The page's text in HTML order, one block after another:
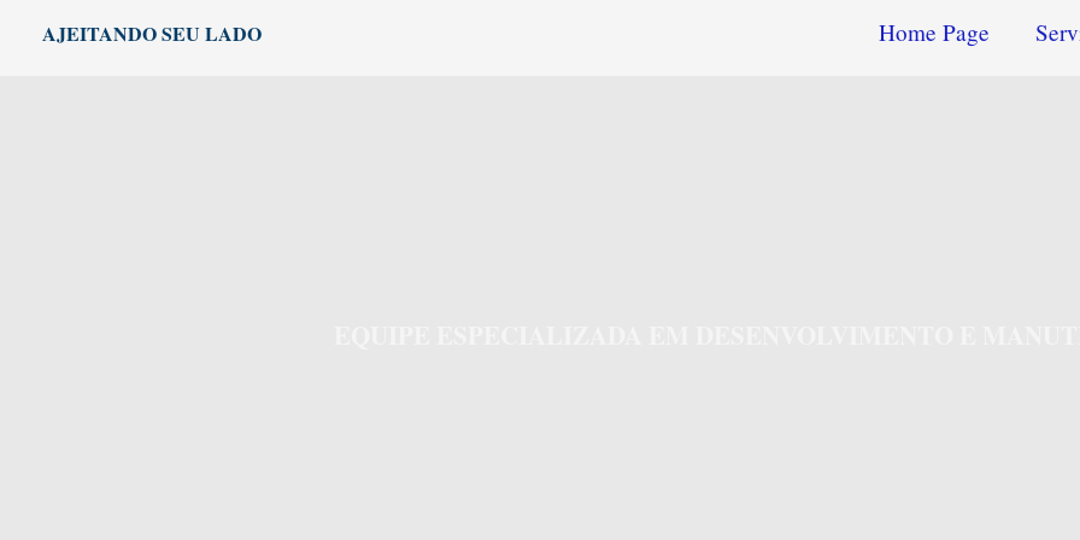
AJEITANDO SEU LADO Home Page